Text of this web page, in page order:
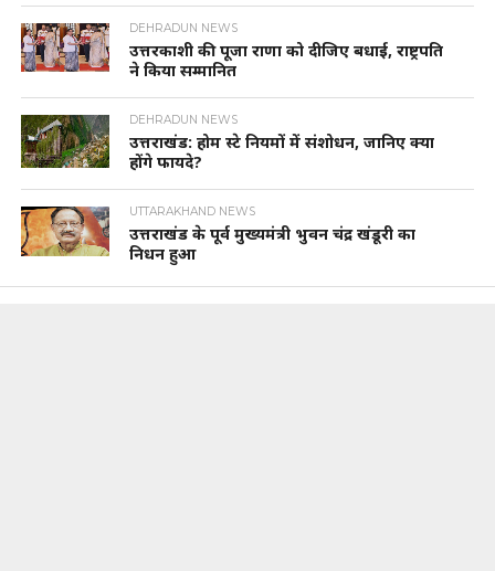
DEHRADUN NEWS
उत्तरकाशी की पूजा राणा को दीजिए बधाई, राष्ट्रपति
ने किया सम्मानित
DEHRADUN NEWS
उत्तराखंड: होम स्टे नियमों में संशोधन, जानिए क्या
होंगे फायदे?
UTTARAKHAND NEWS
उत्तराखंड के पूर्व मुख्यमंत्री भुवन चंद्र खंडूरी का
निधन हुआ